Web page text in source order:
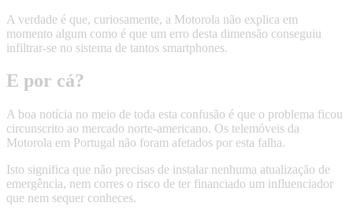
A verdade é que, curiosamente, a Motorola não explica em
momento algum como é que um erro desta dimensão conseguiu
infiltrar-se no sistema de tantos smartphones.
E por cá?
A boa notícia no meio de toda esta confusão é que o problema ficou
circunscrito ao mercado norte-americano. Os telemóveis da
Motorola em Portugal não foram afetados por esta falha.
Isto significa que não precisas de instalar nenhuma atualização de
emergência, nem corres o risco de ter financiado um influenciador
que nem sequer conheces.